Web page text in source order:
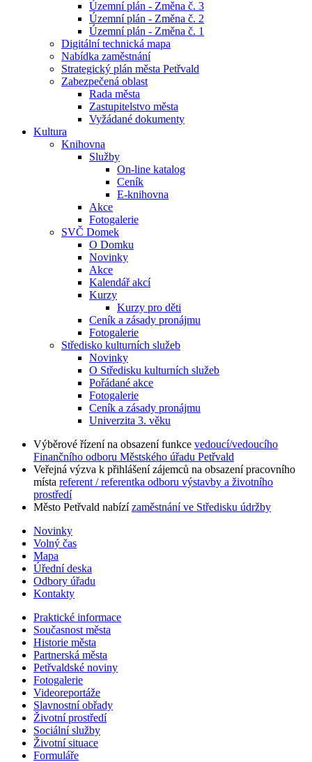
Územní plán - Změna č. 3
Územní plán - Změna č. 2
Územní plán - Změna č. 1
Digitální technická mapa
Nabídka zaměstnání
Strategický plán města Petřvald
Zabezpečená oblast
Rada města
Zastupitelstvo města
Vyžádané dokumenty
Kultura
Knihovna
Služby
On-line katalog
Ceník
E-knihovna
Akce
Fotogalerie
SVČ Domek
O Domku
Novinky
Akce
Kalendář akcí
Kurzy
Kurzy pro děti
Ceník a zásady pronájmu
Fotogalerie
Středisko kulturních služeb
Novinky
O Středisku kulturních služeb
Pořádané akce
Fotogalerie
Ceník a zásady pronájmu
Univerzita 3. věku
Výběrové řízení na obsazení funkce vedoucí/vedoucího
Finančního odboru Městského úřadu Petřvald
Veřejná výzva k přihlášení zájemců na obsazení pracovního
místa referent / referentka odboru výstavby a životního
prostředí
Město Petřvald nabízízaměstnání ve Středisku údržby
Novinky
Volný čas
Mapa
Úřední deska
Odbory úřadu
Kontakty
Praktické informace
Současnost města
Historie města
Partnerská města
Petřvaldské noviny
Fotogalerie
Videoreportáže
Slavnostní obřady
Životní prostředí
Sociální služby
Životní situace
Formuláře